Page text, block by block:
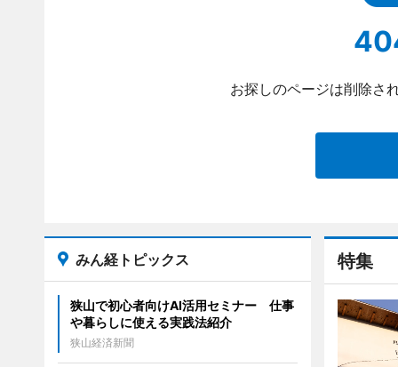
お探しのページは削除さ
特集
みん経トピックス
狭山で初心者向けAI活用セミナー 仕事
や暮らしに使える実践法紹介
狭山経済新聞